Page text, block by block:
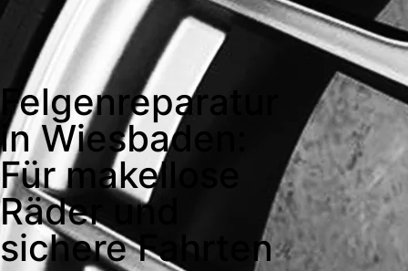
Felgenreparatur
in Wiesbaden:
Für makellose
Räder und
sichere Fahrten